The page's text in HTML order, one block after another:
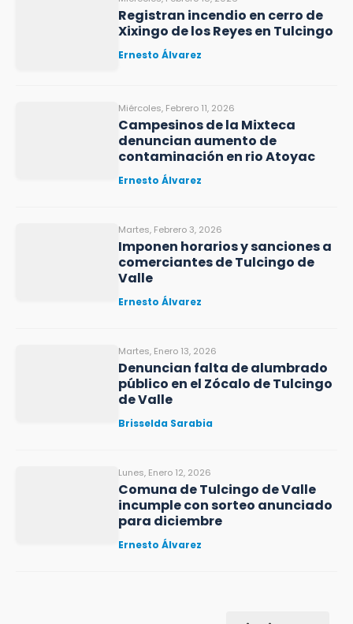
Registran incendio en cerro de
Xixingo de los Reyes en Tulcingo
Ernesto Álvarez
Miércoles, Febrero 11, 2026
Campesinos de la Mixteca
denuncian aumento de
contaminación en rio Atoyac
Ernesto Álvarez
Martes, Febrero 3, 2026
Imponen horarios y sanciones a
comerciantes de Tulcingo de
Valle
Ernesto Álvarez
Martes, Enero 13, 2026
Denuncian falta de alumbrado
público en el Zócalo de Tulcingo
de Valle
Brisselda Sarabia
Lunes, Enero 12, 2026
Comuna de Tulcingo de Valle
incumple con sorteo anunciado
para diciembre
Ernesto Álvarez